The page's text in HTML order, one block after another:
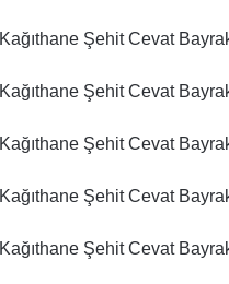
Kağıthane Şehit Cevat
Kağıthane Şehit Cevat
Kağıthane Şehit Cevat
Kağıthane Şehit Cevat
Kağıthane Şehit Cevat